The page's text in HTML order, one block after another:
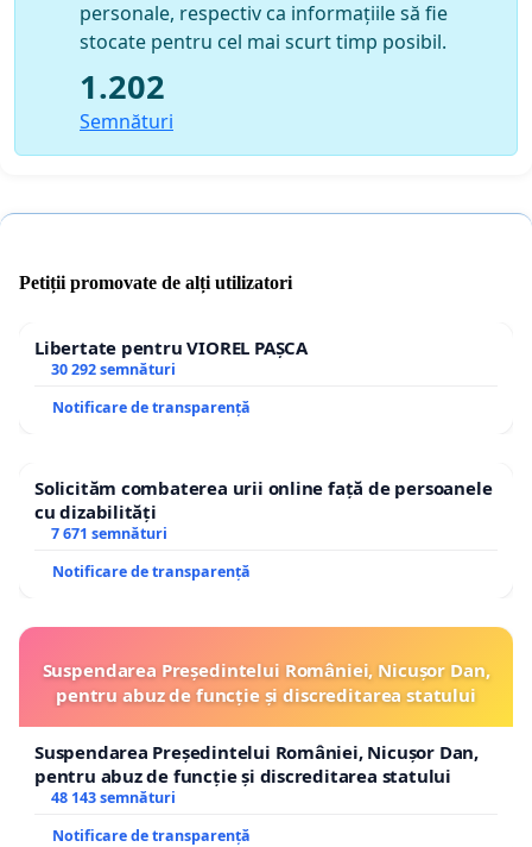
Creşterea finanţării programelor de prevenire şi
tratament al fumatului
locurile publice închise şi la locurile de joacă pentru
copii.
Să urgenteze implementarea noii directive
personale, respectiv ca informațiile să fie
stocate pentru cel mai scurt timp posibil.
1.202
Semnături
Petiții promovate de alți utilizatori
Libertate pentru VIOREL PAȘCA
30 292 semnături
Notificare de transparență
Solicităm combaterea urii online față de persoanele
cu dizabilități
7 671 semnături
Notificare de transparență
Suspendarea Președintelui României, Nicușor Dan,
pentru abuz de funcție și discreditarea statului
Suspendarea Președintelui României, Nicușor Dan,
pentru abuz de funcție și discreditarea statului
48 143 semnături
Notificare de transparență